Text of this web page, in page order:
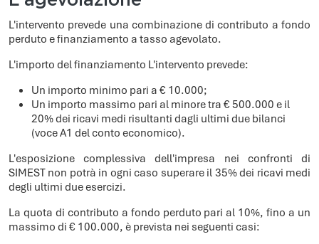
L'intervento prevede una combinazione di contributo a fondo
perduto e finanziamento a tasso agevolato.
L'importo del finanziamento L'intervento prevede:
Un importo minimo pari a € 10.000;
Un importo massimo pari al minore tra € 500.000 e il
20% dei ricavi medi risultanti dagli ultimi due bilanci
(voce A1 del conto economico).
L'esposizione complessiva dell'impresa nei confronti di
SIMEST non potrà in ogni caso superare il 35% dei ricavi medi
degli ultimi due esercizi.
La quota di contributo a fondo perduto pari al 10%, fino a un
massimo di € 100.000, è prevista nei seguenti casi: